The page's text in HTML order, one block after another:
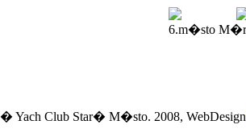
6.m�sto
� Yach Club Star� M�sto. 2008,